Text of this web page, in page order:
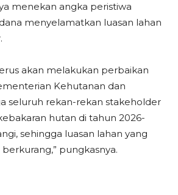
menekan angka peristiwa
menyelamatkan luasan lahan
akan melakukan perbaikan
Kehutanan dan
seluruh rekan-rekan stakeholder
hutan di tahun 2026-
sehingga luasan lahan yang
pungkasnya.